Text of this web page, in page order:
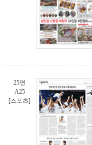
25면
A25
[스포츠]